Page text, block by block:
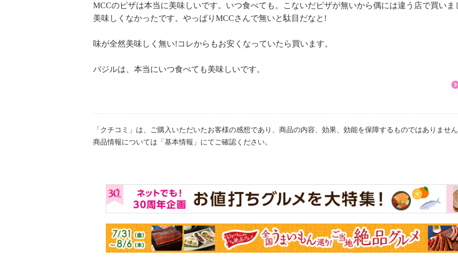
＜カルボナーラ＞
ゴーダチーズ、クリームチーズ、エダムチーズ、パルメザン
チーズの４種に、卵黄、牛乳を合わせた、コクのある味わい
塩ベーコンを使用しています。豚バラ肉に、塩、香辛料など
ことができます。
【期限表示】
・商品発送日より 賞味期限 冷凍４ヶ月
・なし
MCCのピザは本当に美味しいです。いつ食べても。こないだピザが無いから偶には違う店で買い
美味しくなかったです。やっぱりMCCさんで無いと駄目だなと!
味が全然美味しく無い!コレからもお安くなっていたら買います。
バジルは、本当にいつ食べても美味しいです。
「クチコミ」は、ご購入いただいたお客様の感想であり、商品の内容、効果、効能を保障するものではありません
商品情報については「基本情報」にてご確認ください。